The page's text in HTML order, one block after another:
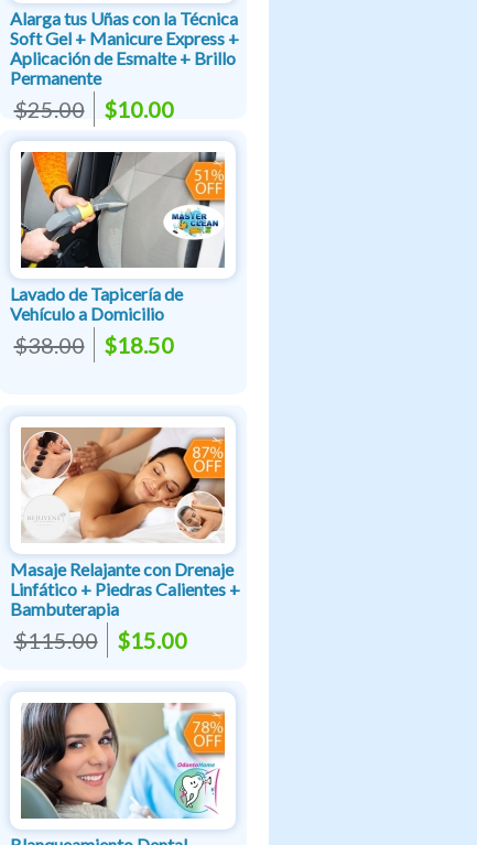
Alarga tus Uñas con la Técnica
Soft Gel + Manicure Express +
Aplicación de Esmalte + Brillo
Permanente
$25.00 $10.00
Lavado de Tapicería de
Vehículo a Domicilio
$38.00 $18.50
Masaje Relajante con Drenaje
Linfático + Piedras Calientes +
Bambuterapia
$115.00 $15.00